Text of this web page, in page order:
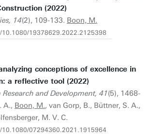
(2022)
14(2), 109-133. Boon, M.
10.1080/19378629.2022.2125398
conceptions of excellence in
a reflective tool (2022)
and Development, 41(5), 1468-
A., Boon, M., van Gorp, B., Büttner, S. A.,
M. V. C.
10.1080/07294360.2021.1915964